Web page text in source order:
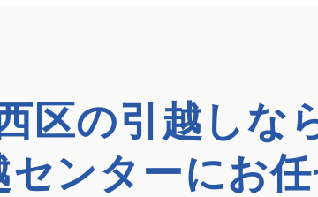
区の引越しな
センターにお